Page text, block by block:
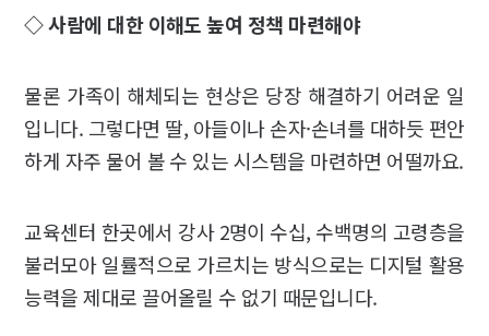
◇ 사람에 대한 이해도 높여 정책 마련해야
물론 가족이 해체되는 현상은 당장 해결하기 어려운 일
입니다. 그렇다면 딸, 아들이나 손자·손녀를 대하듯 편안
하게 자주 물어 볼 수 있는 시스템을 마련하면 어떨까요.
교육센터 한곳에서 강사 2명이 수십, 수백명의 고령층을
불러모아 일률적으로 가르치는 방식으로는 디지털 활용
능력을 제대로 끌어올릴 수 없기 때문입니다.